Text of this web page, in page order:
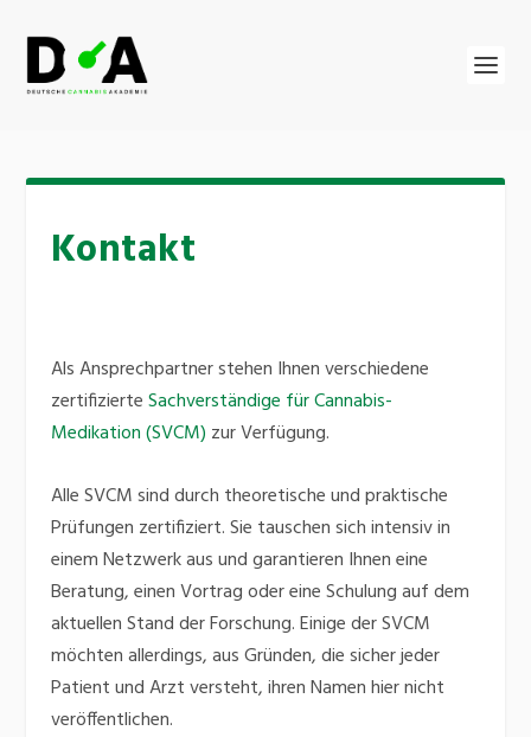
Kontakt
Als Ansprechpartner stehen Ihnen verschiedene
zertifizierteSachverständige für Cannabis-
Medikation (SVCM) zur Verfügung.
Alle SVCM sind durch theoretische und praktische
Prüfungen zertifiziert. Sie tauschen sich intensiv in
einem Netzwerk aus und garantieren Ihnen eine
Beratung, einen Vortrag oder eine Schulung auf dem
aktuellen Stand der Forschung. Einige der SVCM
möchten allerdings, aus Gründen, die sicher jeder
Patient und Arzt versteht, ihren Namen hier nicht
veröffentlichen.